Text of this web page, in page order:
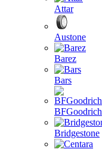
Attar
Austone
Barez
Bars
BFGoodrich
Bridgestone